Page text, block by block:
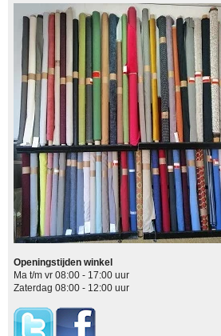
Openingstijden winkel
Ma t/m vr 08:00 - 17:00 uur
Zaterdag 08:00 - 12:00 uur